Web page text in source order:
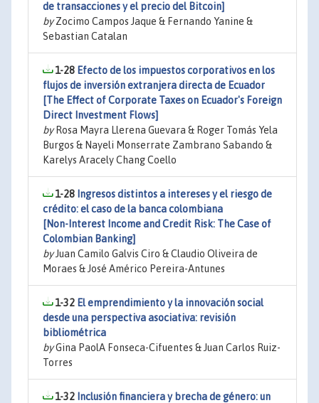
de transacciones y el precio del Bitcoin]
byZocimo Campos Jaque & Fernando Yanine &
Sebastian Catalan
1-28 Efecto de los impuestos corporativos en los
flujos de inversión extranjera directa de Ecuador
[The Effect of Corporate Taxes on Ecuador's Foreign
Direct Investment Flows]
byRosa Mayra Llerena Guevara & Roger Tomás Yela
Burgos & Nayeli Monserrate Zambrano Sabando &
Karelys Aracely Chang Coello
1-28 Ingresos distintos a intereses y el riesgo de
crédito: el caso de la banca colombiana
[Non-Interest Income and Credit Risk: The Case of
Colombian Banking]
byJuan Camilo Galvis Ciro & Claudio Oliveira de
Moraes & José Américo Pereira-Antunes
1-32 El emprendimiento y la innovación social
desde una perspectiva asociativa: revisión
bibliométrica
byGina PaolA Fonseca-Cifuentes & Juan Carlos Ruiz-
Torres
1-32 Inclusión financiera y brecha de género: un